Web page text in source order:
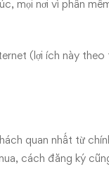
mọi nơi vì phần
(lợi ích này
quan nhất từ
cách đăng ký